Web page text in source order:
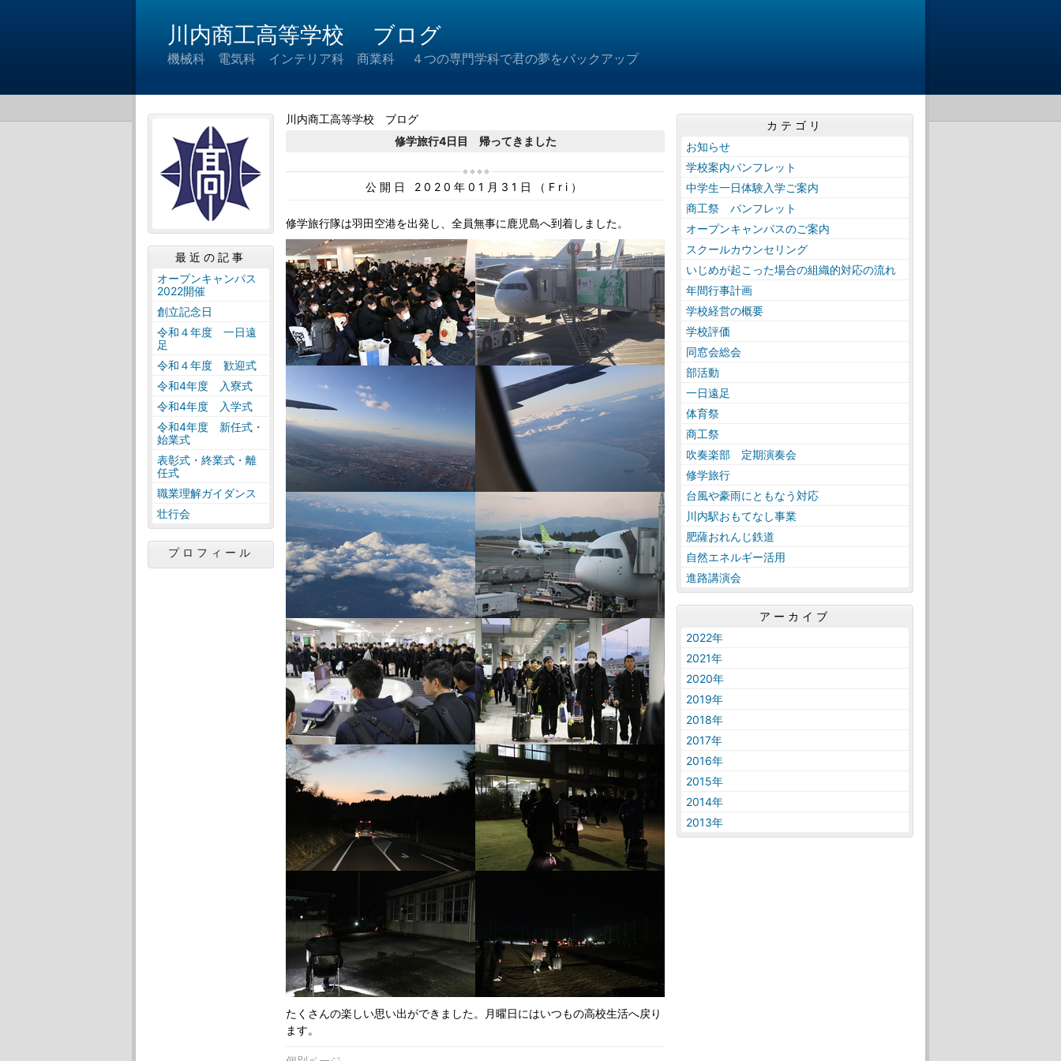
川内商工高等学校 ブログ
機械科 電気科 インテリア科 商業科 ４つの専門学科で君の夢をバックアップ
川内商工高等学校 ブログ
修学旅行4日目 帰ってきました
公開日 2020年01月31日（Fri）
修学旅行隊は羽田空港を出発し、全員無事に鹿児島へ到着しました。
たくさんの楽しい思い出ができました。月曜日にはいつもの高校生活へ戻り
ます。
最近の記事
オープンキャンパス
2022開催
創立記念日
令和４年度 一日遠
足
令和４年度 歓迎式
令和4年度 入寮式
令和4年度 入学式
令和4年度 新任式・
始業式
表彰式・終業式・離
任式
職業理解ガイダンス
壮行会
プロフィール
カテゴリ
お知らせ
学校案内パンフレット
中学生一日体験入学ご案内
商工祭 パンフレット
オープンキャンパスのご案内
スクールカウンセリング
いじめが起こった場合の組織的対応の流れ
年間行事計画
学校経営の概要
学校評価
同窓会総会
部活動
一日遠足
体育祭
商工祭
吹奏楽部 定期演奏会
修学旅行
台風や豪雨にともなう対応
川内駅おもてなし事業
肥薩おれんじ鉄道
自然エネルギー活用
進路講演会
アーカイブ
2022年
2021年
2020年
2019年
2018年
2017年
2016年
2015年
2014年
2013年